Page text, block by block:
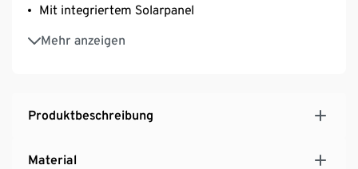
Mit integriertem Solarpanel
Mehr anzeigen
Geeignet für den Außenbereich
Produktbeschreibung
Material